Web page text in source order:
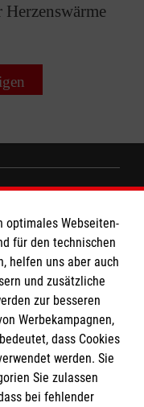
optimales Webseiten-
für den technischen
helfen uns aber auch
und zusätzliche
zur besseren
Werbekampagnen,
dass Cookies
werden. Sie
Sie zulassen
bei fehlender